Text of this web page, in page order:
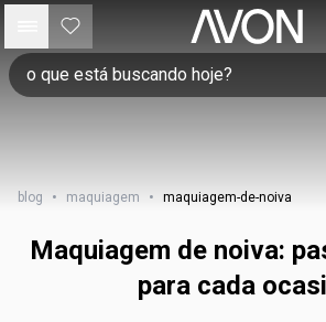
blog • maquiagem • maquiagem-de-noiva
Maquiagem de noiva:
para cada